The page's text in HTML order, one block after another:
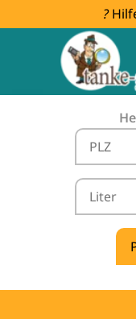
Heizölpreise
vergleichen &